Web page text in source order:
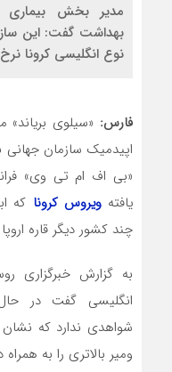
مدیر بخش بیماری
بهداشت گفت: این
نوع انگلیسی کرونا
فارس: «سیلوی
اپیدمیک سازمان
«بی اف ام تی وی»
یافتهویروس کرونا که
چند کشور دیگر قاره
به گزارش خبرگزاری
انگلیسی گفت در
شواهدی ندارد که
ومیر بالاتری را به همراه